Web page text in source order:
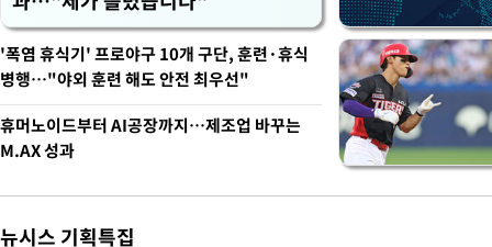
'폭염 휴식기' 프로야구 10개 구단, 훈련·휴식
병행…"야외 훈련 해도 안전 최우선"
휴머노이드부터 AI공장까지…제조업 바꾸는
M.AX 성과
뉴시스 기획특집